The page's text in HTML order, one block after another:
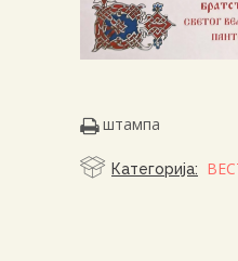
штампа
Категорија: